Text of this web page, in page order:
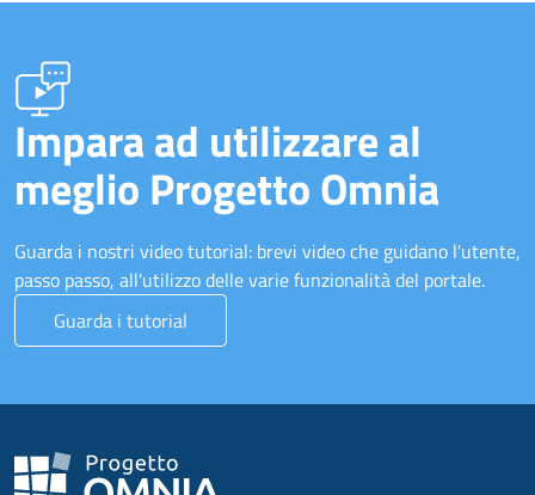
Impara ad utilizzare al
meglio Progetto Omnia
Guarda i nostri video tutorial: brevi video che guidano l'utente,
passo passo, all'utilizzo delle varie funzionalità del portale.
Guarda i tutorial